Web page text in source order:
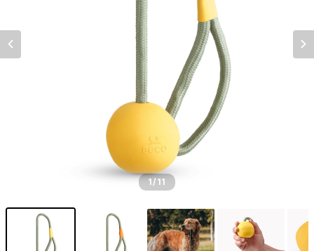
1/11